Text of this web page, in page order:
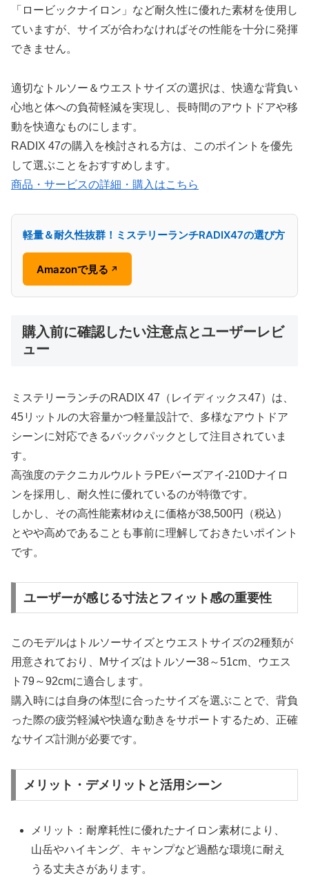
「ロービックナイロン」など耐久性に優れた素材を使用し
ていますが、サイズが合わなければその性能を十分に発揮
できません。
適切なトルソー＆ウエストサイズの選択は、快適な背負い
心地と体への負荷軽減を実現し、長時間のアウトドアや移
動を快適なものにします。
RADIX 47の購入を検討される方は、このポイントを優先
して選ぶことをおすすめします。
商品・サービスの詳細・購入はこちら
軽量＆耐久性抜群！ミステリーランチRADIX47の選び方
Amazonで見る ↗
購入前に確認したい注意点とユーザーレビ
ュー
ミステリーランチのRADIX 47（レイディックス47）は、
45リットルの大容量かつ軽量設計で、多様なアウトドア
シーンに対応できるバックパックとして注目されていま
す。
高強度のテクニカルウルトラPEバーズアイ‐210Dナイロ
ンを採用し、耐久性に優れているのが特徴です。
しかし、その高性能素材ゆえに価格が38,500円（税込）
とやや高めであることも事前に理解しておきたいポイント
です。
ユーザーが感じる寸法とフィット感の重要性
このモデルはトルソーサイズとウエストサイズの2種類が
用意されており、Mサイズはトルソー38～51cm、ウエス
ト79～92cmに適合します。
購入時には自身の体型に合ったサイズを選ぶことで、背負
った際の疲労軽減や快適な動きをサポートするため、正確
なサイズ計測が必要です。
メリット・デメリットと活用シーン
メリット：耐摩耗性に優れたナイロン素材により、
山岳やハイキング、キャンプなど過酷な環境に耐え
うる丈夫さがあります。